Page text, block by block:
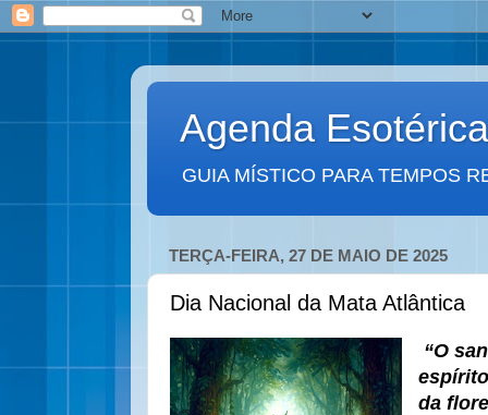
Agenda Esotérica
GUIA MÍSTICO PARA TEMPOS
TERÇA-FEIRA, 27 DE MAIO DE 2025
Dia Nacional da Mata Atlântica
“O
da